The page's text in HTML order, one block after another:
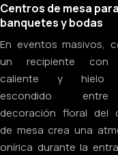
Centros de mesa para
banquetes y bodas
En eventos masivos,
un recipiente con
caliente y hielo
escondido
decoración floral del
de mesa crea una
onírica durante la